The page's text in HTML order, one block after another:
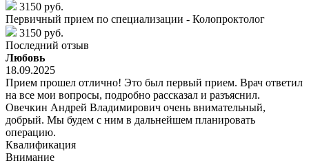
3150 руб.
Первичный прием по специализации - Колопроктолог
3150 руб.
Последний отзыв
Любовь
18.09.2025
Прием прошел отлично! Это был первый прием. Врач ответил
на все мои вопросы, подробно рассказал и разъяснил.
Овечкин Андрей Владимирович очень внимательный,
добрый. Мы будем с ним в дальнейшем планировать
операцию.
Квалификация
Внимание